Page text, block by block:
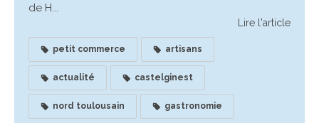
de H...
Lire l'article
petit commerce artisans
actualité castelginest
nord toulousain gastronomie